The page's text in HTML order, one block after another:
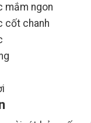
mắm ngon
cốt chanh